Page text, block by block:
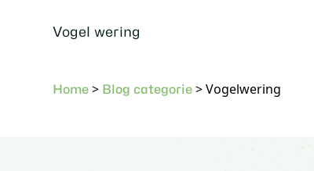
Vogel wering
Home > Blog categorie >Vogelwering